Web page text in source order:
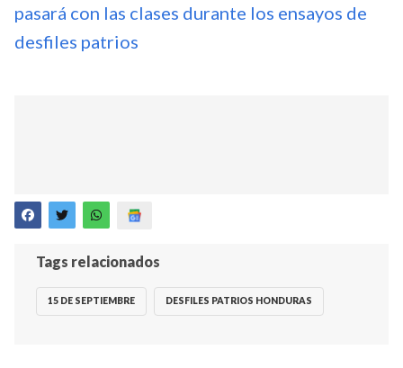
pasará con las clases durante los ensayos de
desfiles patrios
Tags relacionados
15 DE SEPTIEMBRE DESFILES PATRIOS HONDURAS